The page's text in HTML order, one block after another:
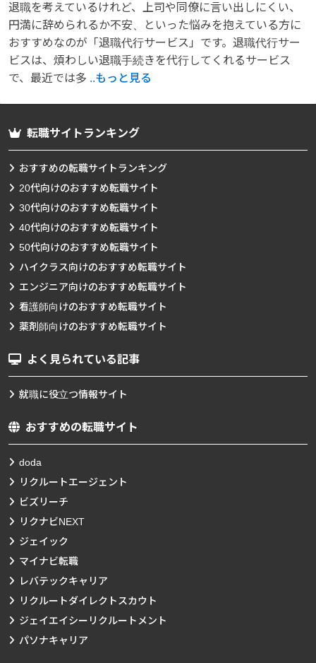
退職を考えているけれど、上司や同僚に言い出しにくい、
円満に辞められるか不安、といった悩みを抱えている方に
おすすめなのが「退職代行サービス」です。退職代行サー
ビスは、煩わしい退職手続きを代行してくれるサービス
で、最近では多 ..もっと見る
転職サイトランキング
おすすめの転職サイトランキング
20代向けのおすすめ転職サイト
30代向けのおすすめ転職サイト
40代向けのおすすめ転職サイト
50代向けのおすすめ転職サイト
ハイクラス向けのおすすめ転職サイト
エンジニア向けのおすすめ転職サイト
看護師向けのおすすめ転職サイト
薬剤師向けのおすすめ転職サイト
よく見られている記事
就職に役立つ情報サイト
おすすめの転職サイト
doda
リクルートエージェント
ビズリーチ
リクナビNEXT
ジェイック
マイナビ転職
レバテックキャリア
リクルートダイレクトスカウト
ジェイエイシーリクルートメント
パソナキャリア